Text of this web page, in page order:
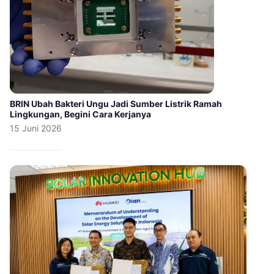
BRIN Ubah Bakteri Ungu Jadi Sumber Listrik Ramah
Lingkungan, Begini Cara Kerjanya
15 Juni 2026